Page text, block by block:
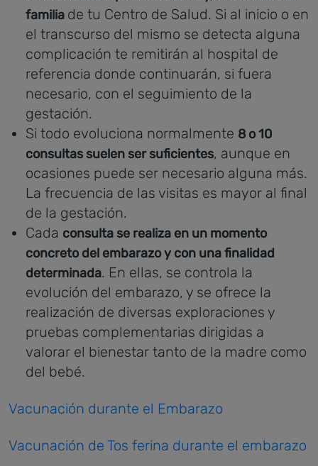
familia de tu Centro de Salud. Si al inicio o en
el transcurso del mismo se detecta alguna
complicación te remitirán al hospital de
referencia donde continuarán, si fuera
necesario, con el seguimiento de la
gestación.
Si todo evoluciona normalmente 8 o 10
consultas suelen ser suficientes, aunque en
ocasiones puede ser necesario alguna más.
La frecuencia de las visitas es mayor al final
de la gestación.
Cada consulta se realiza en un momento
concreto del embarazo y con una finalidad
determinada. En ellas, se controla la
evolución del embarazo, y se ofrece la
realización de diversas exploraciones y
pruebas complementarias dirigidas a
valorar el bienestar tanto de la madre como
del bebé.
Vacunación durante el Embarazo
Vacunación de Tos ferina durante el embarazo